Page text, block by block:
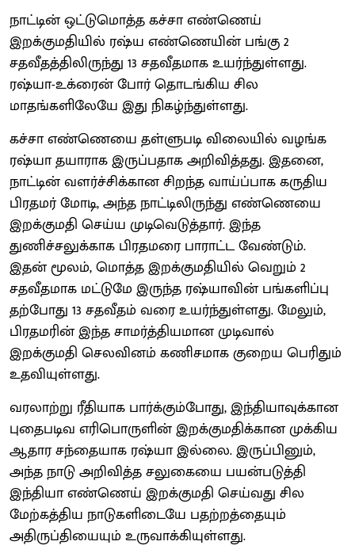
நாட்டின் ஒட்டுமொத்த கச்சா எண்ணெய்
இறக்குமதியில் ரஷ்ய எண்ணெயின் பங்கு 2
சதவீதத்திலிருந்து 13 சதவீதமாக உயர்ந்துள்ளது.
ரஷ்யா-உக்ரைன் போர் தொடங்கிய சில
மாதங்களிலேயே இது நிகழ்ந்துள்ளது.
கச்சா எண்ணெயை தள்ளுபடி விலையில் வழங்க
ரஷ்யா தயாராக இருப்பதாக அறிவித்தது. இதனை,
நாட்டின் வளர்ச்சிக்கான சிறந்த வாய்ப்பாக கருதிய
பிரதமர் மோடி, அந்த நாட்டிலிருந்து எண்ணெயை
இறக்குமதி செய்ய முடிவெடுத்தார். இந்த
துணிச்சலுக்காக பிரதமரை பாராட்ட வேண்டும்.
இதன் மூலம், மொத்த இறக்குமதியில் வெறும் 2
சதவீதமாக மட்டுமே இருந்த ரஷ்யாவின் பங்களிப்பு
தற்போது 13 சதவீதம் வரை உயர்ந்துள்ளது. மேலும்,
பிரதமரின் இந்த சாமர்த்தியமான முடிவால்
இறக்குமதி செலவினம் கணிசமாக குறைய பெரிதும்
உதவியுள்ளது.
வரலாற்று ரீதியாக பார்க்கும்போது, இந்தியாவுக்கான
புதைபடிவ எரிபொருளின் இறக்குமதிக்கான முக்கிய
ஆதார சந்தையாக ரஷ்யா இல்லை. இருப்பினும்,
அந்த நாடு அறிவித்த சலுகையை பயன்படுத்தி
இந்தியா எண்ணெய் இறக்குமதி செய்வது சில
மேற்கத்திய நாடுகளிடையே பதற்றத்தையும்
அதிருப்தியையும் உருவாக்கியுள்ளது.